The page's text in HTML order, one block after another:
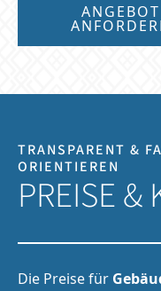
ANGEBOT
TRANSPARENT &
ORIENTIEREN
PREISE &
Die Preise für